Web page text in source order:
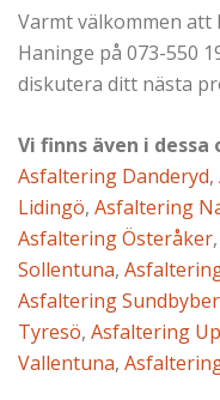
Varmt välkommen
Haninge på 073-550
diskutera ditt nästa
Vi finns även i dessa
Asfaltering Danderyd,
Lidingö, Asfaltering
Asfaltering Österåker,
Sollentuna,
Asfaltering
Tyresö, Asfaltering
Vallentuna,